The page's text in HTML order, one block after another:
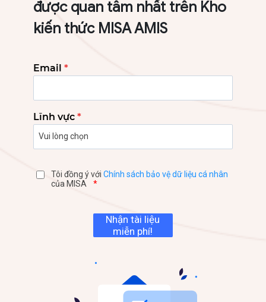
được quan tâm nhất trên Kho
kiến thức MISA AMIS
Email *
Lĩnh vực *
Tôi đồng ý với Chính sách bảo vệ dữ liệu cá nhân
của MISA
*